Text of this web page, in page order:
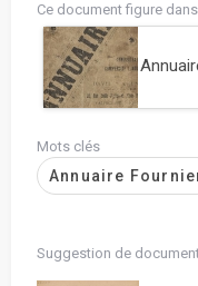
Ce document figure
Mots clés
Annuaire
Suggestion de